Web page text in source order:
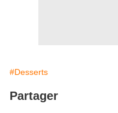
#Desserts
Partager